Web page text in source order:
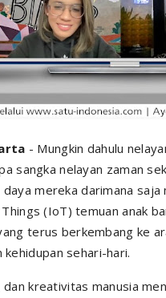
- Mungkin dahulu
sangka nelayan zaman
mereka darimana
(IoT) temuan anak
terus berkembang ke
sehari-hari.
kreativitas manusia